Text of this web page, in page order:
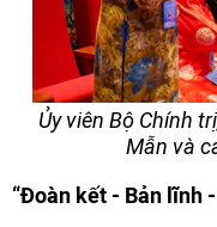
Ủy viên Bộ Chính
Mẫn và
“Đoàn kết - Bản lĩnh